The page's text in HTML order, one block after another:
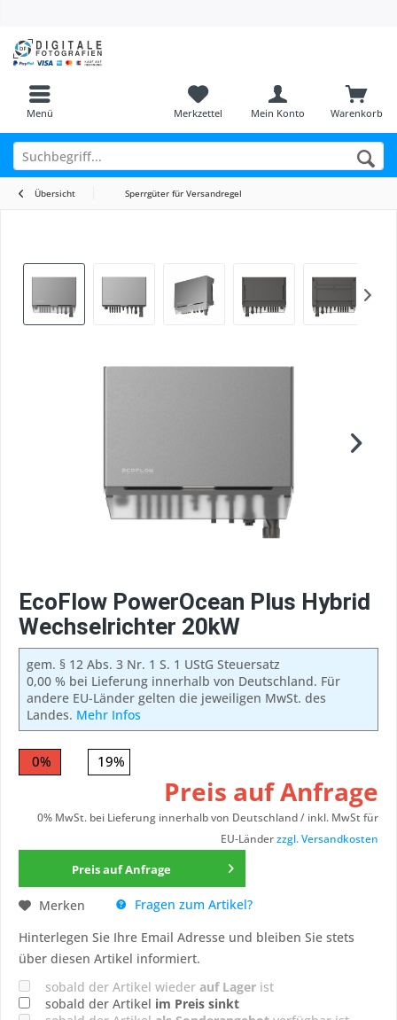
Menü Warenkorb
Merkzettel Mein Konto
Übersicht Sperrgüter für Versandregel
EcoFlow PowerOcean Plus Hybrid
Wechselrichter 20kW
gem. § 12 Abs. 3 Nr. 1 S. 1 UStG Steuersatz
0,00 % bei Lieferung innerhalb von Deutschland. Für
andere EU-Länder gelten die jeweiligen MwSt. des
Landes. Mehr Infos
0% 19%
Preis auf Anfrage
0% MwSt. bei Lieferung innerhalb von Deutschland / inkl. MwSt für
EU-Länderzzgl. Versandkosten
Preis auf Anfrage
Merken
Fragen zum Artikel?
Hinterlegen Sie Ihre Email Adresse und bleiben Sie stets
über diesen Artikel informiert.
sobald der Artikel wieder auf Lager ist
sobald der Artikel im Preis sinkt